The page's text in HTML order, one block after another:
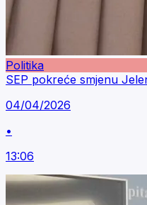
Politika
SEP pokreće smjenu
04/04/2026
•
13:06